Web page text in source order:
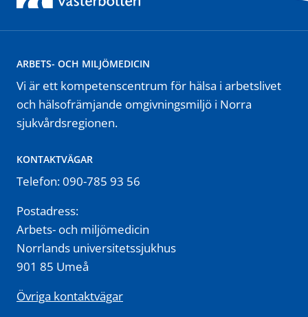
ARBETS- OCH MILJÖMEDICIN
Vi är ett kompetenscentrum för hälsa i arbetslivet
och hälsofrämjande omgivningsmiljö i Norra
sjukvårdsregionen.
KONTAKTVÄGAR
Telefon: 090-785 93 56
Postadress:
Arbets- och miljömedicin
Norrlands universitetssjukhus
901 85 Umeå
Övriga kontaktvägar